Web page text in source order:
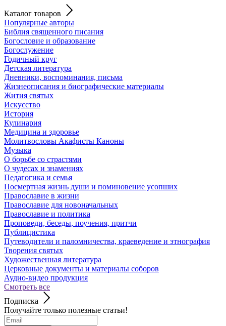
Каталог товаров
Популярные авторы
Библия священного писания
Богословие и образование
Богослужение
Годичный круг
Детская литература
Дневники, воспоминания, письма
Жизнеописания и биографические материалы
Жития святых
Искусство
История
Кулинария
Медицина и здоровье
Молитвословы Акафисты Каноны
Музыка
О борьбе со страстями
О чудесах и знамениях
Педагогика и семья
Посмертная жизнь души и поминовение усопших
Православие в жизни
Православие для новоначальных
Православие и политика
Проповеди, беседы, поучения, притчи
Публицистика
Путеводители и паломничества, краеведение и этнография
Творения святых
Художественная литература
Церковные документы и материалы соборов
Аудио-видео продукция
Смотреть все
Подписка
Получайте только полезные статьи!